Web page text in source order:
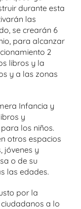
durante esta
las
se crearán 6
para alcanzar
2
libros y la
y a las zonas
Infancia y
y
los niños.
otros espacios
jóvenes y
o de su
las edades.
por la
a lo